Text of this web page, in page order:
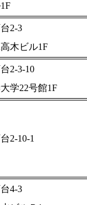
2-3
木ビル1F
2-3-10
学22号館1F
2-10-1
4-3